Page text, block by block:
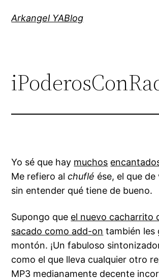
Arkangel YABlog
Yo sé que hay muchos
Me refiero alchuflé ése, el que
sin entender qué tiene de bueno.
Supongo que el nuevo cacharrito
sacado como add-on también les
montón. ¡Un fabuloso
como el que lleva cualquier otro
MP3 medianamente decente